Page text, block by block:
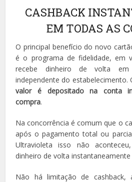
CASHBACK
EM TODAS AS
O principal benefício do novo
é o programa de fidelidade, em
recebe dinheiro de volta
independente do estabelecimento.
valor é depositado na conta
compra.
Na concorrência é comum que o
após o pagamento total ou
Ultravioleta isso não
dinheiro de volta
Não há limitação de cashback,